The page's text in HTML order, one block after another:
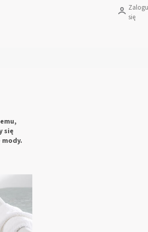
się
się